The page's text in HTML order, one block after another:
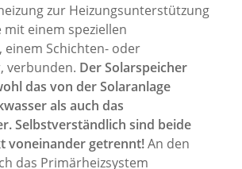
zur Heizungsunterstützung
mit einem speziellen
, einem Schichten- oder
verbunden. Der Solarspeicher
das von der Solaranlage
als auch das
Selbstverständlich sind beide
voneinander getrennt!An den
das Primärheizsystem